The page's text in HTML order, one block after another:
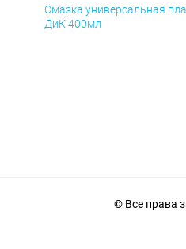
Смазка универсальная
ДиК 400мл
© Все права